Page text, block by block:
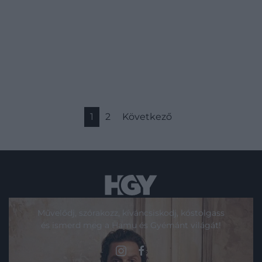
1 2 Következő
Művelődj, szórakozz, kíváncsiskodj, kóstolgass
és ismerd meg a Hamu és Gyémánt világát!